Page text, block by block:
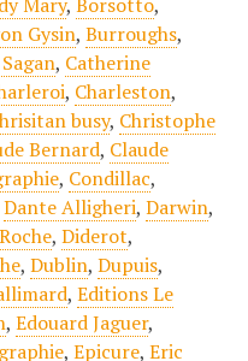
Gysin, Burroughs,
, Catherine
, Charleston,
busy, Christophe
Bernard, Claude
, Condillac,
Dante Alligheri, Darwin,
, Diderot,
, Dublin, Dupuis,
, Editions Le
, Edouard Jaguer,
, Epicure, Eric